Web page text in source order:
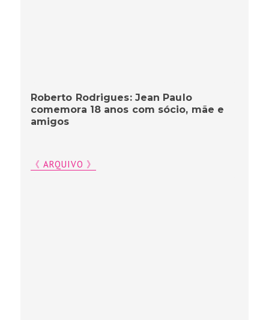
Roberto Rodrigues: Jean Paulo
comemora 18 anos com sócio, mãe e
amigos
《 ARQUIVO 》